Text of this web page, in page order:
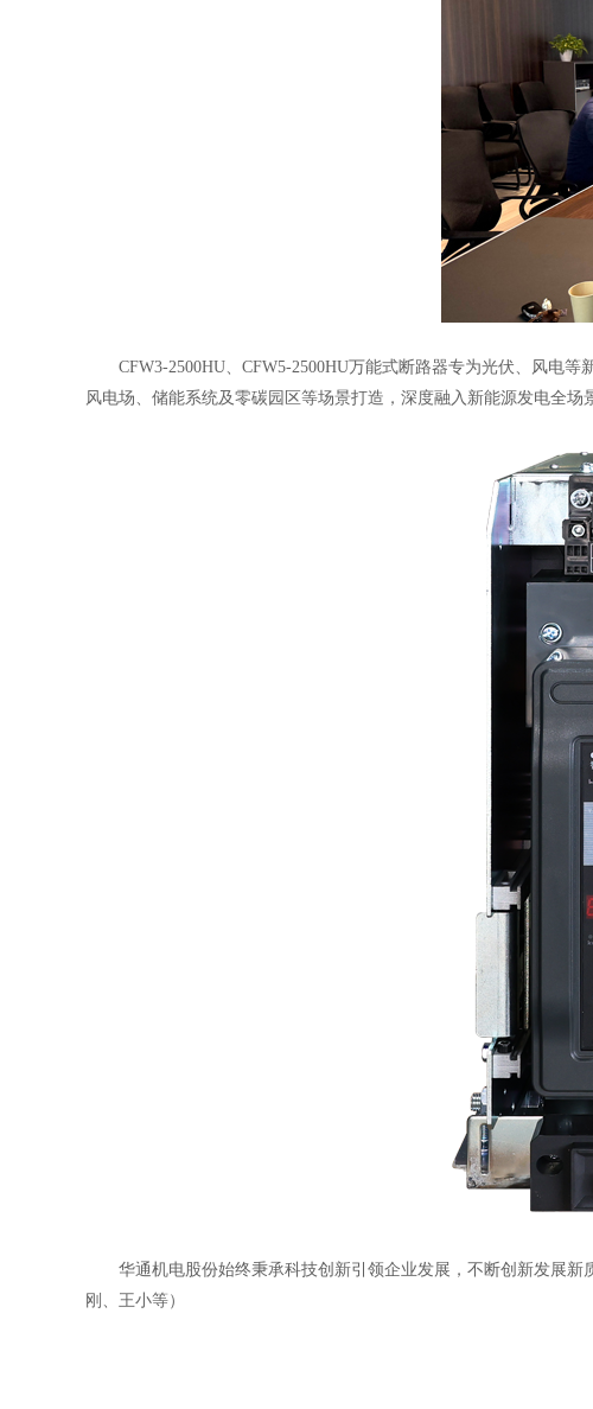
CFW3-2500HU、CFW5-2500HU万能式断路器专为光伏、风电等
风电场、储能系统及零碳园区等场景打造，深度融入新能源发电全
华通机电股份始终秉承科技创新引领企业发展，不断创新发展新
刚、王小等）